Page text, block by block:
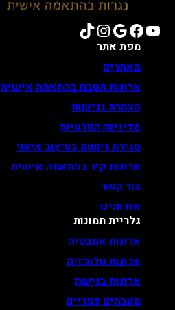
YouTube
Facebook
Google
Instagram
TikTok
מפת אתר
מאמרים
ארונות מטבח בהתאמה אישית
הצהרת נגישות
מדיניות הפרטיות
סגירת נישות בעיצוב אישי
ארונות קיר בהתאמה אישית
צור קשר
אודותינו
גלריית תמונות
ארונות אמבטיה
ארונות טלוויזיה
ארונות בנישה
מטבחים כפריים